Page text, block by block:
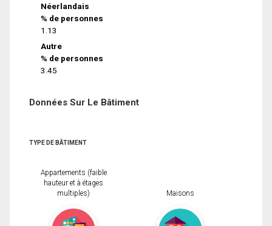
Néerlandais
% de personnes
1.13
Autre
% de personnes
3.45
Données Sur Le Bâtiment
TYPE DE BÂTIMENT
Appartements (faible
hauteur et à étages
multiples)
Maisons